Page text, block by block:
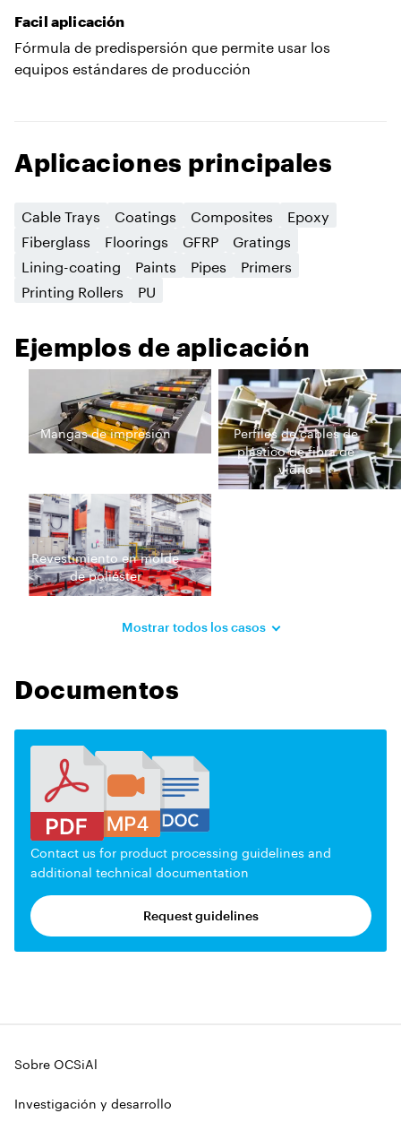
Facil aplicación
Fórmula de predispersión que permite usar los
equipos estándares de producción
Aplicaciones principales
Cable Trays Coatings Composites
Epoxy
Fiberglass
Floorings GFRP
Gratings
Lining-coating
Paints Pipes
Primers
Printing Rollers
PU
Ejemplos de aplicación
Mangas de impresión
Perfiles de cables de
plástico de fibra de
vidrio
Revestimiento en molde
de poliéster
Mostrar todos los casos
Documentos
Contact us for product processing guidelines and
additional technical documentation
Request guidelines
Sobre OCSiAl
Investigación y desarrollo